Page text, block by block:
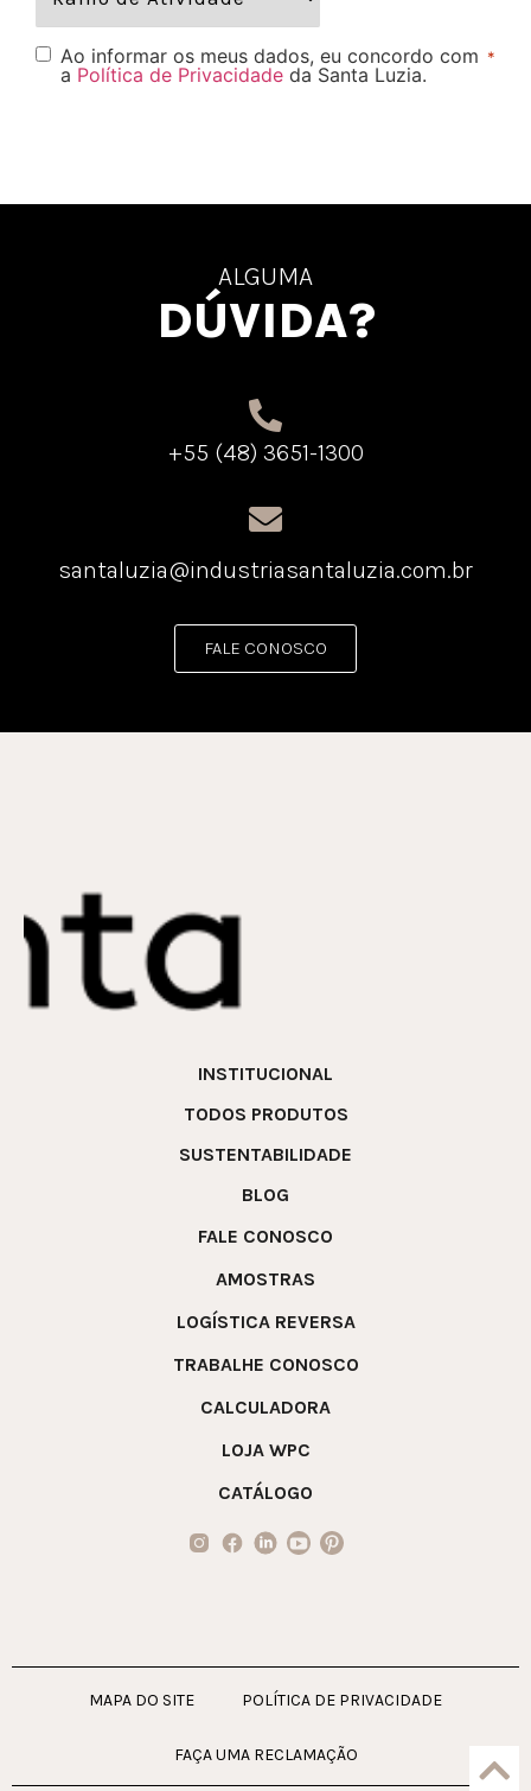
Ao informar os meus dados, eu concordo com
a Política de Privacidade da Santa Luzia.
*
ALGUMA
DÚVIDA?
+55 (48) 3651-1300
santaluzia@industriasantaluzia.com.br
FALE CONOSCO
INSTITUCIONAL
TODOS PRODUTOS
SUSTENTABILIDADE
BLOG
FALE CONOSCO
AMOSTRAS
LOGÍSTICA REVERSA
TRABALHE CONOSCO
CALCULADORA
LOJA WPC
CATÁLOGO
MAPA DO SITE POLÍTICA DE PRIVACIDADE
FAÇA UMA RECLAMAÇÃO